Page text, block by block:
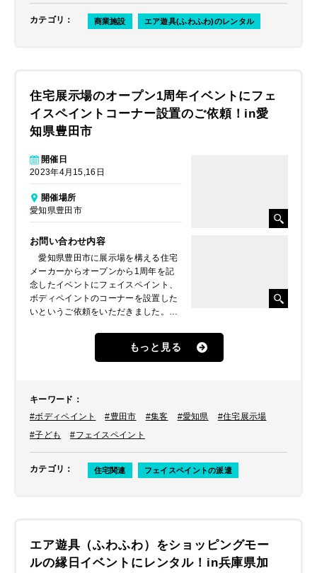
カテゴリ ： 商業施設 エア遊具(ふわふわ)のレンタル
住宅展示場のオープン1周年イベントにフェ
イスペイントコーナー設置のご依頼！in愛
知県豊田市
開催日
2023年4月15,16日
開催場所
愛知県豊田市
お問い合わせ内容
愛知県豊田市に展示場を構える住宅
メーカーからオープンから1周年を記
念したイベントにフェイスペイント、
ボディペイントのコーナーを設置した
いというご依頼をいただきました。お
方に気軽にフェイスペイントを楽しん
でもらえるイベントにされたいとのこ
もっと見る
キーワード ：
#ボディペイント
#豊田市 #集客 #愛知県
#住宅展示場
#子ども
#フェイスペイント
カテゴリ ： 住宅関連 フェイスペイントの派遣
エア遊具（ふわふわ）をショッピングモー
ルの縁日イベントにレンタル！in兵庫県加